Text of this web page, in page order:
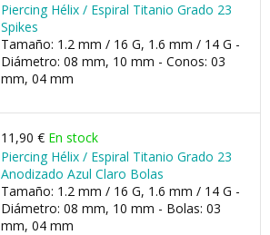
Piercing Hélix / Espiral Titanio Grado 23
Spikes
Tamaño: 1.2 mm / 16 G, 1.6 mm / 14 G -
Diámetro: 08 mm, 10 mm - Conos: 03
mm, 04 mm
11,90 € En stock
Piercing Hélix / Espiral Titanio Grado 23
Anodizado Azul Claro Bolas
Tamaño: 1.2 mm / 16 G, 1.6 mm / 14 G -
Diámetro: 08 mm, 10 mm - Bolas: 03
mm, 04 mm